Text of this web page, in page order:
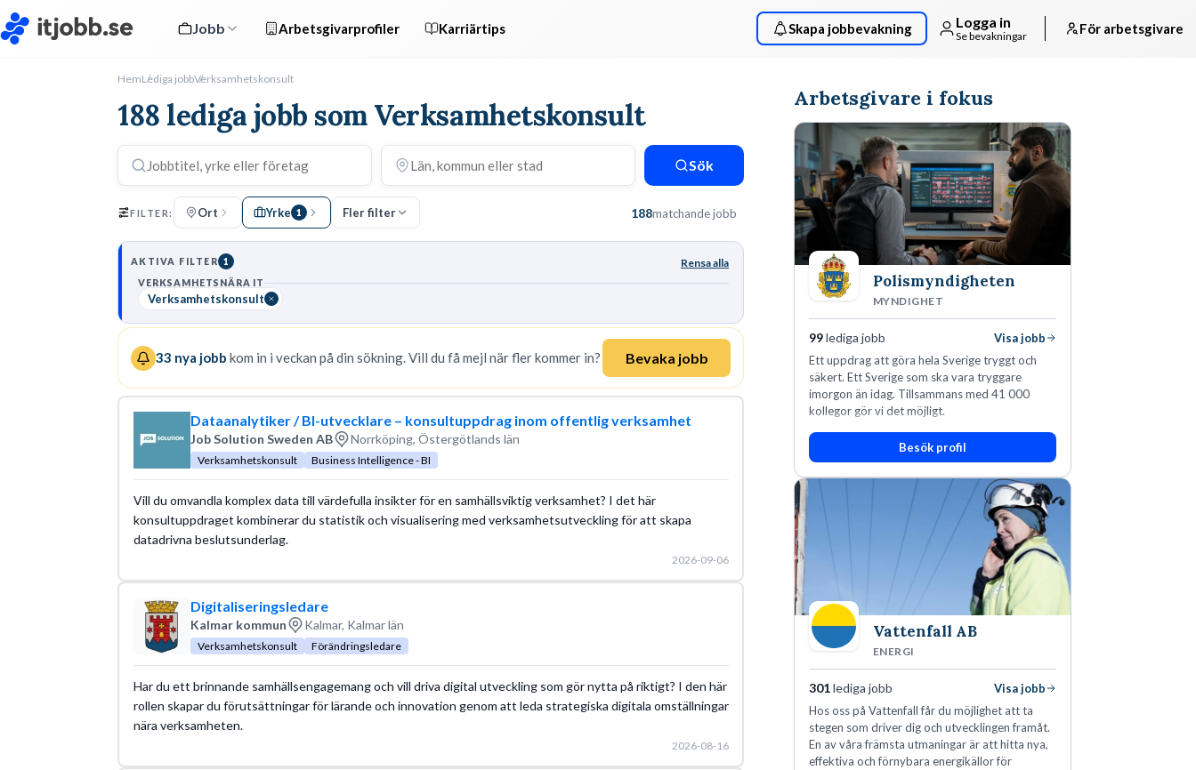
Jobb Arbetsgivarprofiler Karriärtips Skapa jobbevakning Logga in
Se bevakningar För arbetsgivare
HemLediga jobbVerksamhetskonsult
188 lediga jobb som Verksamhetskonsult
Sök
FILTER: Ort Yrke 1 Fler filter 188matchande jobb
AKTIVA FILTER 1 Rensa alla
VERKSAMHETSNÄRA IT
Verksamhetskonsult
33 nya jobb kom in i veckan på din sökning. Vill du få mejl när fler kommer in? Bevaka jobb
Dataanalytiker / BI-utvecklare – konsultuppdrag inom offentlig verksamhet
Job Solution Sweden AB Norrköping, Östergötlands län
Verksamhetskonsult Business Intelligence - BI
Vill du omvandla komplex data till värdefulla insikter för en samhällsviktig verksamhet? I det här
konsultuppdraget kombinerar du statistik och visualisering med verksamhetsutveckling för att skapa
datadrivna beslutsunderlag.
2026-09-06
Digitaliseringsledare
Kalmar kommun Kalmar, Kalmar län
Verksamhetskonsult Förändringsledare
Har du ett brinnande samhällsengagemang och vill driva digital utveckling som gör nytta på riktigt? I den här
rollen skapar du förutsättningar för lärande och innovation genom att leda strategiska digitala omställningar
nära verksamheten.
2026-08-16
Arbetsgivare i fokus
Polismyndigheten
MYNDIGHET
99lediga jobb
Visa jobb
Ett uppdrag att göra hela Sverige tryggt och
säkert. Ett Sverige som ska vara tryggare
imorgon än idag. Tillsammans med 41 000
kollegor gör vi det möjligt.
Besök profil
Vattenfall AB
ENERGI
301lediga jobb
Visa jobb
Hos oss på Vattenfall får du möjlighet att ta
stegen som driver dig och utvecklingen framåt.
En av våra främsta utmaningar är att hitta nya,
effektiva och förnybara energikällor för